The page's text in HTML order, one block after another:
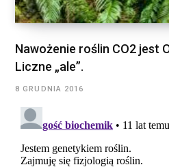
Nawożenie roślin CO2 jest
Liczne „ale”.
8 GRUDNIA 2016